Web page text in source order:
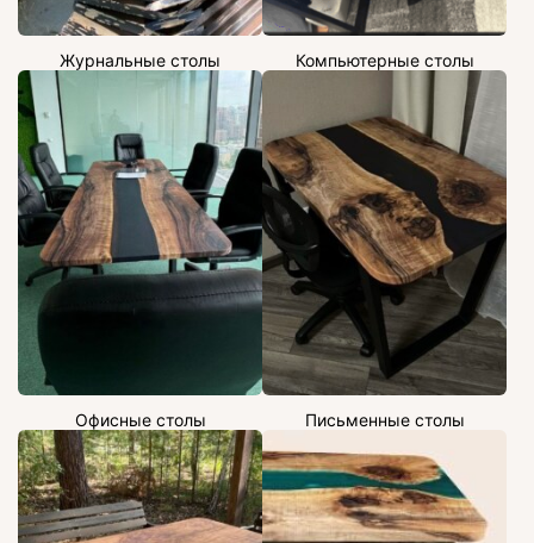
Журнальные столы Компьютерные столы
Офисные столы Письменные столы